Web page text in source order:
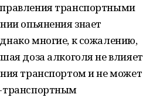
транспортными
опьянения знает
многие, к сожалению,
доза алкоголя не влияет
транспортом и не может
транспортным